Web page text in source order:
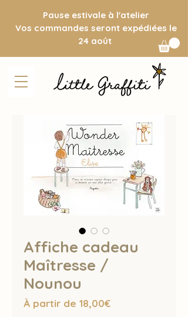
Pause estivale à l'atelier
Vos commandes seront expédiées le
24 août
Affiche cadeau
Maîtresse /
Nounou
À partir de 18,00€Prix